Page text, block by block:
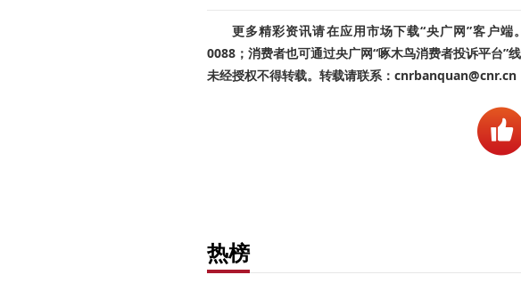
更多精彩资讯请在应用市场下载“央广网”客户
0088；消费者也可通过央广网“啄木鸟消费者投诉平台”
未经授权不得转载。转载请联系：cnrbanquan@cnr.cn
热榜